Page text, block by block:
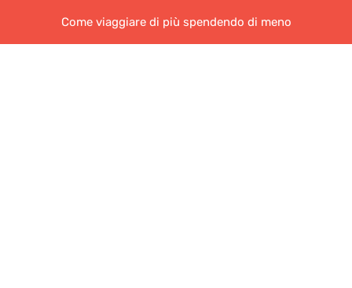
Come viaggiare di più spendendo di meno